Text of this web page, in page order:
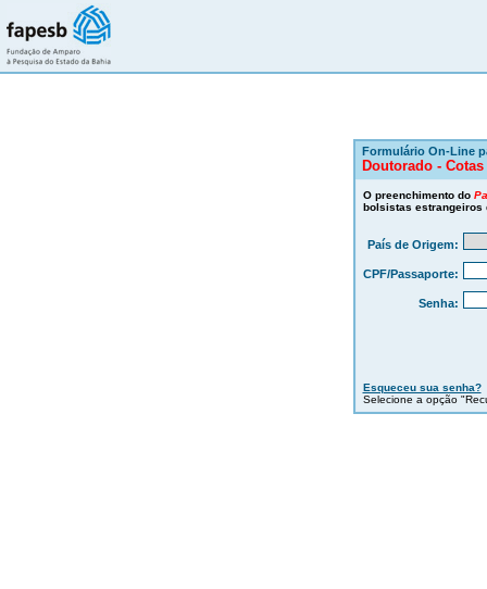
Formulário On-Line
Doutorado - Cotas
O preenchimento do
bolsistas estrangeiros
País de Origem:
CPF/Passaporte:
Senha:
Esqueceu sua senha?
Selecione a opção